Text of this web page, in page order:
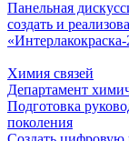
Панельная
создать и
Химия связей
Департамент
Подготовка
поколения